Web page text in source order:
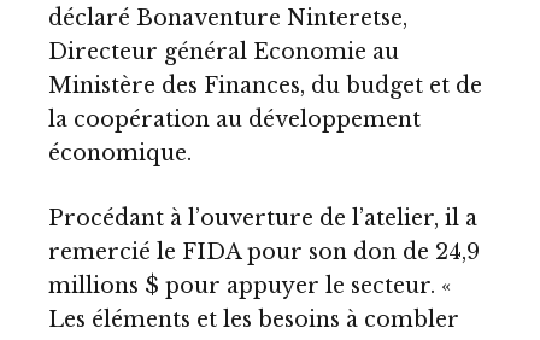
déclaré Bonaventure Ninteretse,
Directeur général Economie au
Ministère des Finances, du budget et de
la coopération au développement
économique.
Procédant à l’ouverture de l’atelier, il a
remercié le FIDA pour son don de 24,9
millions $ pour appuyer le secteur. «
Les éléments et les besoins à combler